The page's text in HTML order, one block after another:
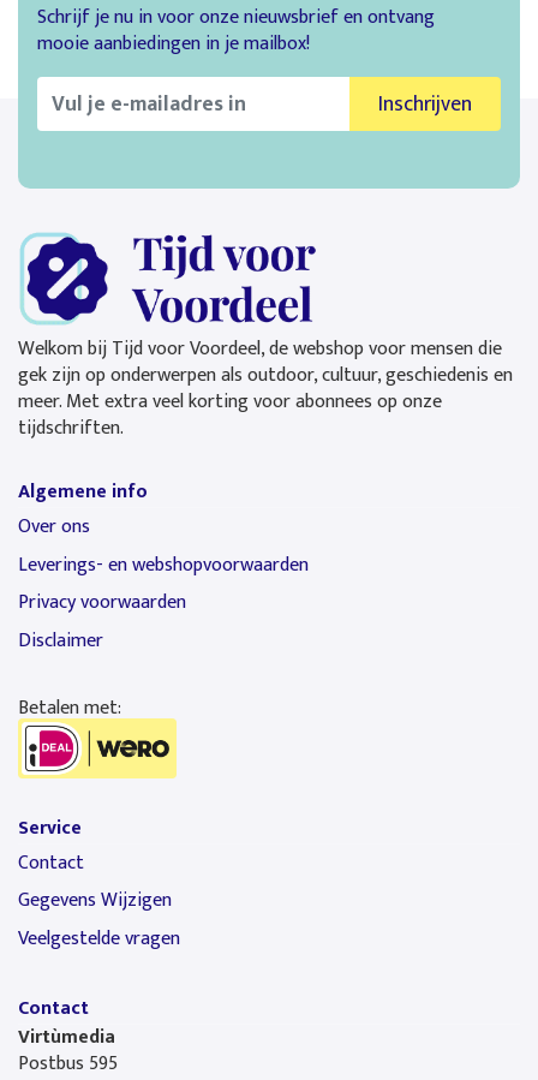
Schrijf je nu in voor onze nieuwsbrief en ontvang
mooie aanbiedingen in je mailbox!
Inschrijven
Welkom bij Tijd voor Voordeel, de webshop voor mensen die
gek zijn op onderwerpen als outdoor, cultuur, geschiedenis en
meer. Met extra veel korting voor abonnees op onze
tijdschriften.
Algemene info
Over ons
Leverings- en webshopvoorwaarden
Privacy voorwaarden
Disclaimer
Betalen met:
Service
Contact
Gegevens Wijzigen
Veelgestelde vragen
Contact
Virtùmedia
Postbus 595